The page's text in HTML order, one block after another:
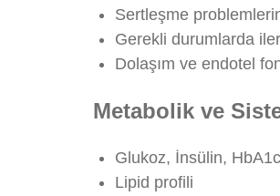
Sertleşme
Gerekli durumlarda
Dolaşım ve endotel
Metabolik ve
Glukoz, İnsülin, HbA1c
Lipid profili